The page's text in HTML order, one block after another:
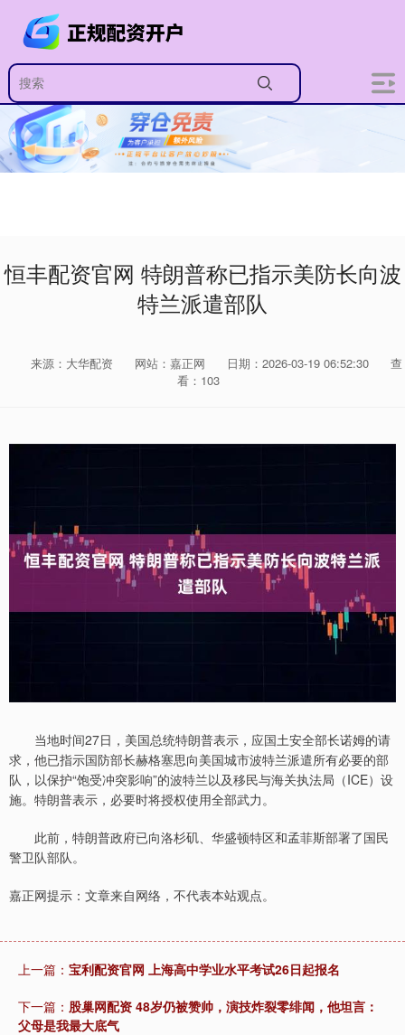
恒丰配资官网 特朗普称已指示美防长向波
特兰派遣部队
来源：大华配资 网站：嘉正网 日期：2026-03-19 06:52:30
查
看：103
当地时间27日，美国总统特朗普表示，应国土安全部长诺姆的请
求，他已指示国防部长赫格塞思向美国城市波特兰派遣所有必要的部
队，以保护“饱受冲突影响”的波特兰以及移民与海关执法局（ICE）设
施。特朗普表示，必要时将授权使用全部武力。
此前，特朗普政府已向洛杉矶、华盛顿特区和孟菲斯部署了国民
警卫队部队。
嘉正网提示：文章来自网络，不代表本站观点。
上一篇： 宝利配资官网 上海高中学业水平考试26日起报名
下一篇： 股巢网配资 48岁仍被赞帅，演技炸裂零绯闻，他坦言：
父母是我最大底气